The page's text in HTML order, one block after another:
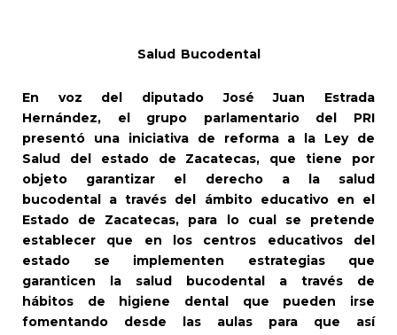
Salud Bucodental
En voz del diputado José Juan Estrada
Hernández, el grupo parlamentario del PRI
presentó una iniciativa de reforma a la Ley de
Salud del estado de Zacatecas, que tiene por
objeto garantizar el derecho a la salud
bucodental a través del ámbito educativo en el
Estado de Zacatecas, para lo cual se pretende
establecer que en los centros educativos del
estado se implementen estrategias que
garanticen la salud bucodental a través de
hábitos de higiene dental que pueden irse
fomentando desde las aulas para que así